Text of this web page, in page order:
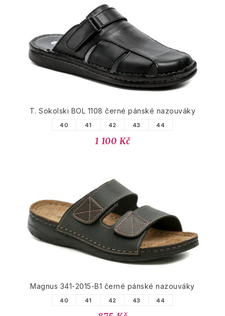
T. Sokolski BOL 1108 černé pánské nazouváky
40 41 42 43 44
1 100 Kč
Magnus 341-2015-B1 černé pánské nazouváky
40 41 42 43 44